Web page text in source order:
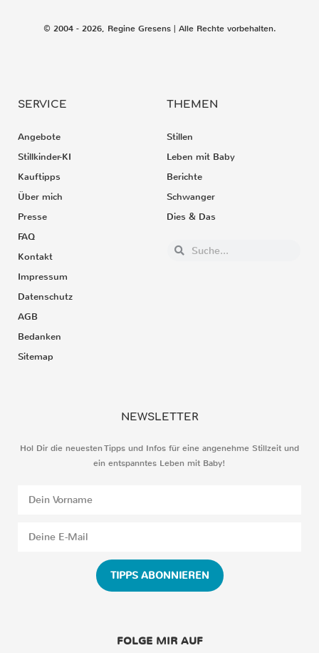
© 2004 - 2026, Regine Gresens | Alle Rechte vorbehalten.
SERVICE
Angebote
Stillkinder-KI
Kauftipps
Über mich
Presse
FAQ
Kontakt
Impressum
Datenschutz
AGB
Bedanken
Sitemap
THEMEN
Stillen
Leben mit Baby
Berichte
Schwanger
Dies & Das
NEWSLETTER
Hol Dir die neuesten Tipps und Infos für eine angenehme Stillzeit und
ein entspanntes Leben mit Baby!
TIPPS ABONNIEREN
FOLGE MIR AUF